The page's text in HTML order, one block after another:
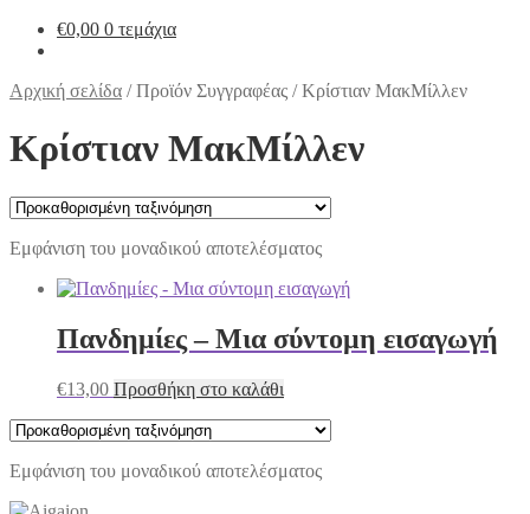
€0,00 0 τεμάχια
Αρχική σελίδα /Προϊόν Συγγραφέας /Κρίστιαν ΜακΜίλλεν
Κρίστιαν ΜακΜίλλεν
Εμφάνιση του μοναδικού αποτελέσματος
Πανδημίες – Μια σύντομη εισαγωγή
€13,00 Προσθήκη στο καλάθι
Εμφάνιση του μοναδικού αποτελέσματος